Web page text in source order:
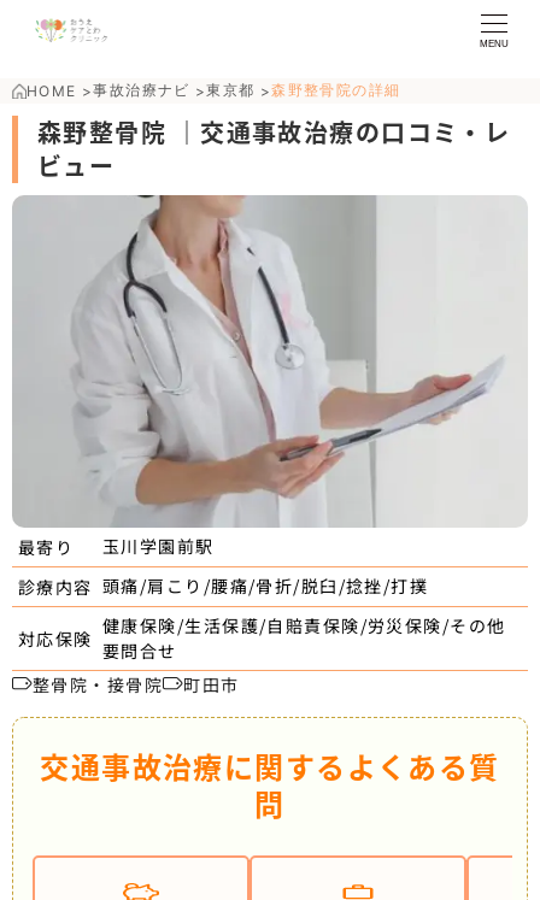
MENU
HOME >事故治療ナビ >東京都 >森野整骨院の詳細
森野整骨院 ｜交通事故治療の口コミ・レ
ビュー
最寄り
玉川学園前駅
診療内容 頭痛/肩こり/腰痛/骨折/脱臼/捻挫/打撲
対応保険
健康保険/生活保護/自賠責保険/労災保険/その他
要問合せ
整骨院・接骨院
町田市
交通事故治療に関するよくある質
問